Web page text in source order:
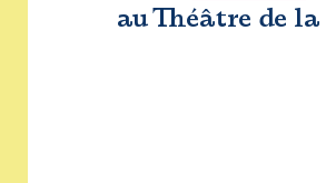
au Théâtre de